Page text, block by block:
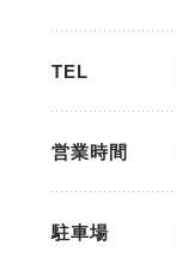
TEL
営業時間
駐車場